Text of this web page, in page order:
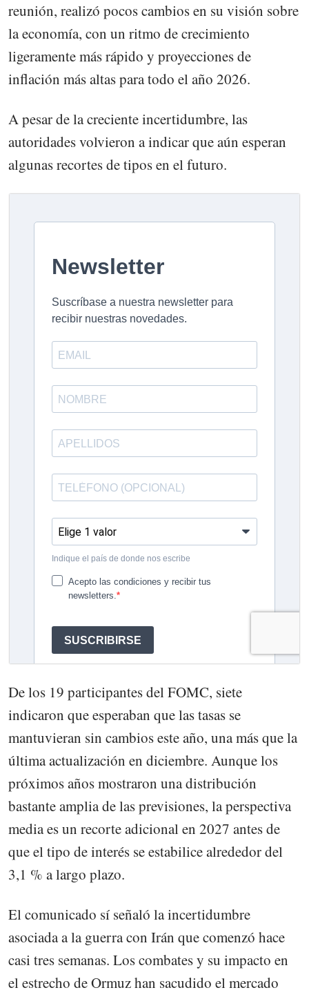
reunión, realizó pocos cambios en su visión sobre
la economía, con un ritmo de crecimiento
ligeramente más rápido y proyecciones de
inflación más altas para todo el año 2026.
A pesar de la creciente incertidumbre, las
autoridades volvieron a indicar que aún esperan
algunas recortes de tipos en el futuro.
De los 19 participantes del FOMC, siete
indicaron que esperaban que las tasas se
mantuvieran sin cambios este año, una más que la
última actualización en diciembre. Aunque los
próximos años mostraron una distribución
bastante amplia de las previsiones, la perspectiva
media es un recorte adicional en 2027 antes de
que el tipo de interés se estabilice alrededor del
3,1 % a largo plazo.
El comunicado sí señaló la incertidumbre
asociada a la guerra con Irán que comenzó hace
casi tres semanas. Los combates y su impacto en
el estrecho de Ormuz han sacudido el mercado